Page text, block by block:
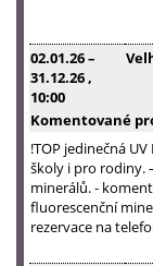
02.01.26–
31.12.26,
10:00
Komentované
!TOP jedinečná
školy i pro rodiny.
minerálů. -
fluorescenční
rezervace na